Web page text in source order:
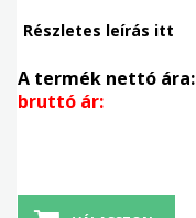
Részletes leírás itt
A termék nettó ára:
bruttó ár: